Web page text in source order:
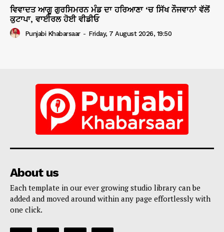
ਵਿਵਾਦਤ ਆਗੂ ਗੁਰਸਿਮਰਨ ਮੰਡ ਦਾ ਹਰਿਆਣਾ ‘ਚ ਸਿੱਖ ਨੌਜਵਾਨਾਂ ਵੱਲੋਂ
ਕੁਟਾਪਾ, ਵਾਈਰਲ ਹੋਈ ਵੀਡੀਓ
Punjabi Khabarsaar - Friday, 7 August 2026, 19:50
About us
Each template in our ever growing studio library can be
added and moved around within any page effortlessly with
one click.